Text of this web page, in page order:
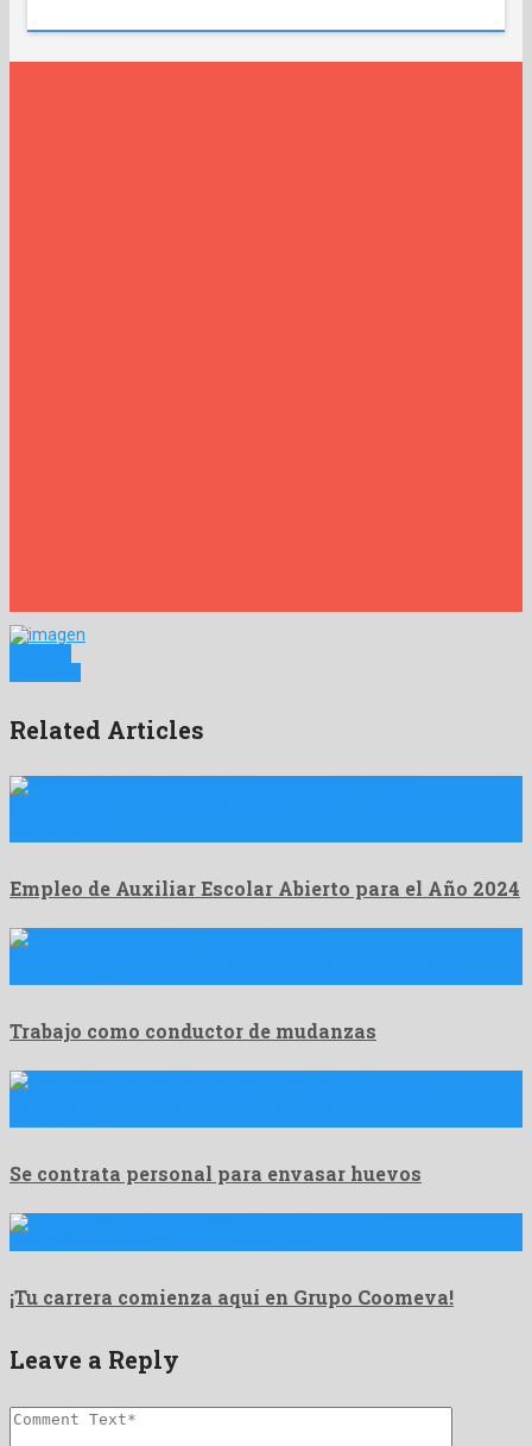
Related Articles
Empleo de Auxiliar Escolar Abierto para el Año 2024
Trabajo como conductor de mudanzas
Se contrata personal para envasar huevos
¡Tu carrera comienza aquí en Grupo Coomeva!
Leave a Reply